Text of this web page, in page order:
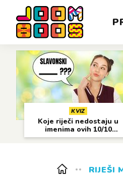
KVIZ
Koje riječi nedostaju u
imenima ovih 10/10
gradova?
RIJEŠI